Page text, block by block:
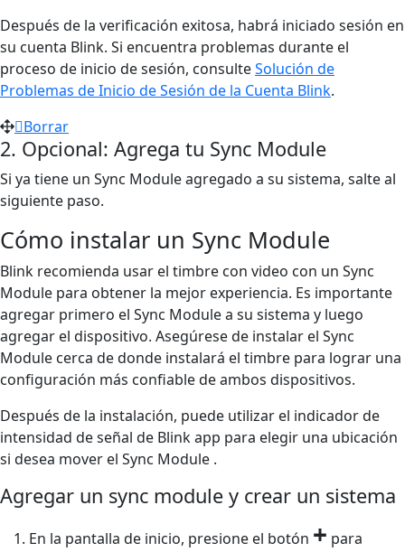
Después de la verificación exitosa, habrá iniciado sesión en
su cuenta Blink. Si encuentra problemas durante el
proceso de inicio de sesión, consulteSolución de
Problemas de Inicio de Sesión de la Cuenta Blink.
Borrar
2. Opcional: Agrega tu Sync Module
Si ya tiene un Sync Module agregado a su sistema, salte al
siguiente paso.
Cómo instalar un Sync Module
Blink recomienda usar el timbre con video con un Sync
Module para obtener la mejor experiencia. Es importante
agregar primero el Sync Module a su sistema y luego
agregar el dispositivo. Asegúrese de instalar el Sync
Module cerca de donde instalará el timbre para lograr una
configuración más confiable de ambos dispositivos.
Después de la instalación, puede utilizar el indicador de
intensidad de señal de Blink app para elegir una ubicación
si desea mover el Sync Module .
Agregar un sync module y crear un sistema
En la pantalla de inicio, presione el botón + para